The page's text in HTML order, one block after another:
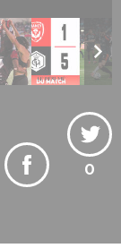
0